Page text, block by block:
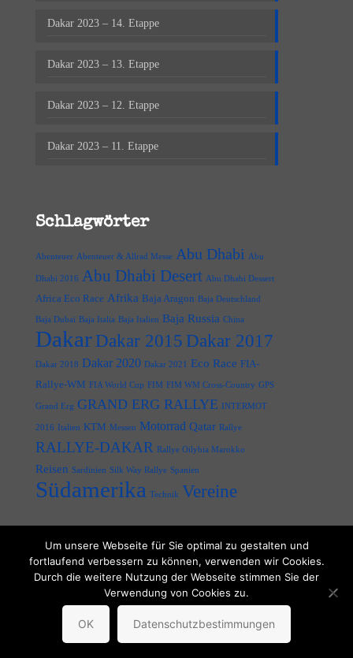
Dakar 2023 – 14. Etappe
Dakar 2023 – 13. Etappe
Dakar 2023 – 12. Etappe
Dakar 2023 – 11. Etappe
Schlagwörter
Abenteuer Abenteuer & Allrad Messe Abu Dhabi Abu
Dhabi 2016 Abu Dhabi Desert Abu Dhabi Dessert
Africa Eco Race Afrika Baja Aragon Baja Deutschland
Baja Dubai Baja Italia Baja Italien Baja Russia China
Dakar Dakar 2015 Dakar 2017
Dakar 2018 Dakar 2020 Dakar 2021 Eco Race FIA-
Rallye-WM
FIA World Cup FIM FIM WM Cross-Country GPS
Grand Erg GRAND ERG RALLYE INTERMOT
2016 Italien KTM Messen Motorrad Qatar Rallye
RALLYE-DAKAR Rallye Oilybia Marokko
Reisen Sardinien Silk Way Rallye Spanien
Südamerika Technik Vereine
© Uwe Hevert
Impressum
Um unsere Webseite für Sie optimal zu gestalten und
fortlaufend verbessern zu können, verwenden wir Cookies.
Durch die weitere Nutzung der Webseite stimmen Sie der
Verwendung von Cookies zu.
OK Datenschutzbestimmungen